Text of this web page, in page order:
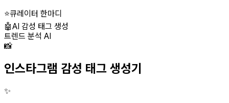
⭐큐레이터 한마디
🤖AI 감성 태그 생성
트렌드 분석 AI
📸
인스타그램 감성 태그 생성기
✨